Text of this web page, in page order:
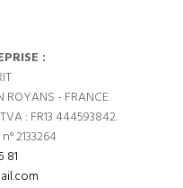
:
ROYANS - FRANCE
: FR13 444593842.
2133264
81